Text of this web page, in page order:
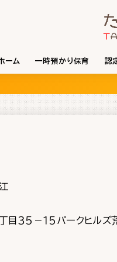
ーム 一時預かり保育 認
３５－１５パークヒルズ